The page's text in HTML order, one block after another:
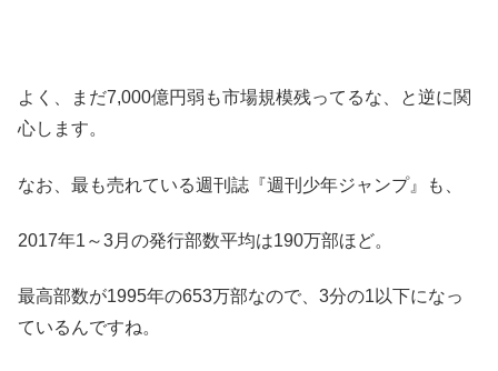
よく、まだ7,000億円弱も市場規模残ってるな、と逆に関
心します。
なお、最も売れている週刊誌『週刊少年ジャンプ』も、
2017年1～3月の発行部数平均は190万部ほど。
最高部数が1995年の653万部なので、3分の1以下になっ
ているんですね。